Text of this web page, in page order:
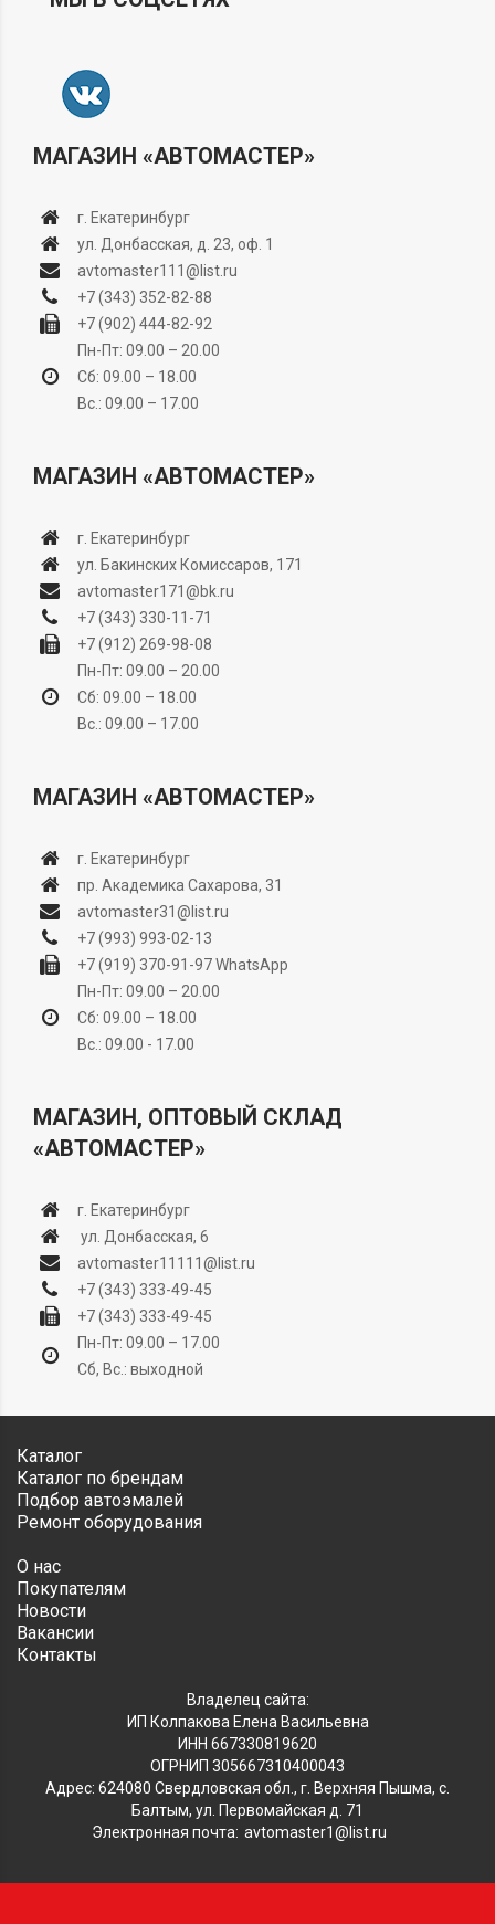
МАГАЗИН «АВТОМАСТЕР»
г. Екатеринбург
ул. Донбасская, д. 23, оф. 1
avtomaster111@list.ru
+7 (343) 352-82-88
+7 (902) 444-82-92
Пн-Пт: 09.00 – 20.00
Сб: 09.00 – 18.00
Вс.: 09.00 – 17.00
МАГАЗИН «АВТОМАСТЕР»
г. Екатеринбург
ул. Бакинских Комиссаров, 171
avtomaster171@bk.ru
+7 (343) 330-11-71
+7 (912) 269-98-08
Пн-Пт: 09.00 – 20.00
Сб: 09.00 – 18.00
Вс.: 09.00 – 17.00
МАГАЗИН «АВТОМАСТЕР»
г. Екатеринбург
пр. Академика Сахарова, 31
avtomaster31@list.ru
+7 (993) 993-02-13
+7 (919) 370-91-97WhatsApp
Пн-Пт: 09.00 – 20.00
Сб: 09.00 – 18.00
Вс.: 09.00 - 17.00
МАГАЗИН, ОПТОВЫЙ СКЛАД
«АВТОМАСТЕР»
г. Екатеринбург
ул. Донбасская, 6
avtomaster11111@list.ru
+7 (343) 333-49-45
+7 (343) 333-49-45
Пн-Пт: 09.00 – 17.00
Сб, Вс.: выходной
Каталог
Каталог по брендам
Подбор автоэмалей
Ремонт оборудования
О нас
Покупателям
Новости
Вакансии
Контакты
Владелец сайта:
ИП Колпакова Елена Васильевна
ИНН 667330819620
ОГРНИП 305667310400043
Адрес: 624080 Свердловская обл., г. Верхняя Пышма, с.
Балтым, ул. Первомайская д. 71
Электронная почта: avtomaster1@list.ru